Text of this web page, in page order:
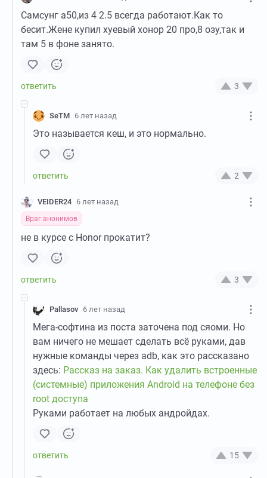
Самсунг а50,из 4 2.5 всегда работают.Как то
бесит.Жене купил хуевый хонор 20 про,8 озу,так и
там 5 в фоне занято.
3
SeTM 6 лет назад
Это называется кеш, и это нормально.
2
VEIDER24 6 лет назад
Враг анонимов
не в курсе с Honor прокатит?
3
Pallasov 6 лет назад
Мега-софтина из поста заточена под сяоми. Но
вам ничего не мешает сделать всё руками, дав
нужные команды через adb, как это рассказано
здесь: Рассказ на заказ. Как удалить встроенные
(системные) приложения Android на телефоне без
root доступа
Руками работает на любых андройдах.
15